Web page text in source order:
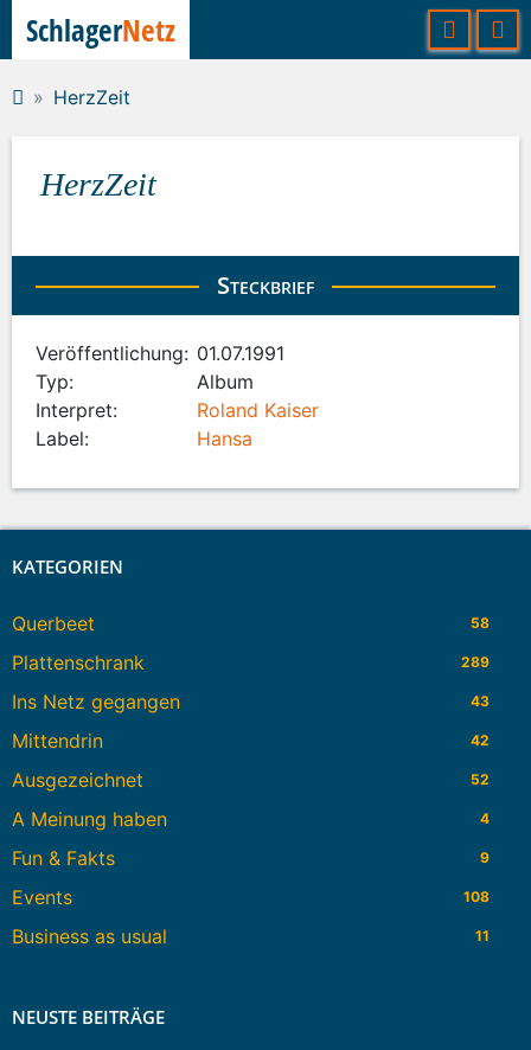
HerzZeit
HerzZeit
Steckbrief
Veröffentlichung: 01.07.1991
Typ:
Album
Interpret:
Roland Kaiser
Label:
Hansa
SchlagerNetz
KATEGORIEN
Querbeet 58
Plattenschrank 289
Ins Netz gegangen 43
Mittendrin 42
Ausgezeichnet 52
A Meinung haben 4
Fun & Fakts 9
Events 108
Business as usual 11
NEUSTE BEITRÄGE